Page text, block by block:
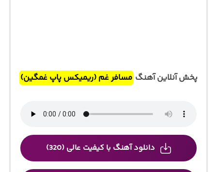
پخش آنلاین آهنگ مسافر غم (ریمیکس پاپ غمگین)
دانلود آهنگ با کیفیت عالی (320)